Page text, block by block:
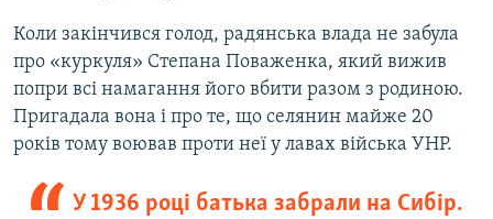
Коли закінчився голод, радянська влада не забула
про «куркуля» Степана Поваженка, який вижив
попри всі намагання його вбити разом з родиною.
Пригадала вона і про те, що селянин майже 20
років тому воював проти неї у лавах війська УНР.
У 1936 році батька забрали на Сибір.